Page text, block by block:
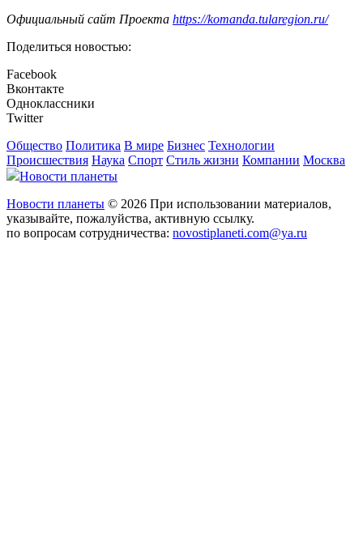
Официальный сайт Проекта https://komanda.tularegion.ru/
Поделиться новостью:
Facebook
Вконтакте
Одноклассники
Twitter
Общество Политика В мире Бизнес Технологии
Происшествия Наука Спорт Стиль жизни Компании Москва
Новости планеты
Новости планеты © 2026 При использовании материалов,
указывайте, пожалуйства, активную ссылку.
по вопросам сотрудничества: novostiplaneti.com@ya.ru